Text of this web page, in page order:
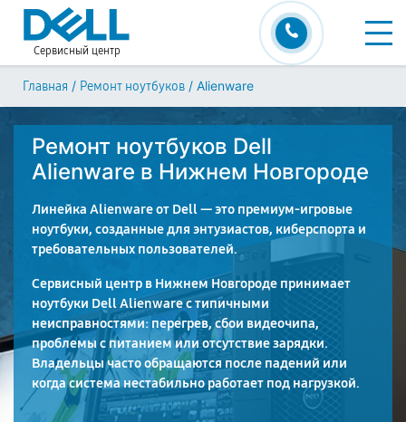
Сервисный центр
Главная / Ремонт ноутбуков / Alienware
Ремонт ноутбуков Dell
Alienware в Нижнем Новгороде
Линейка Alienware от Dell — это премиум-игровые
ноутбуки, созданные для энтузиастов, киберспорта и
требовательных пользователей.
Сервисный центр в Нижнем Новгороде принимает
ноутбуки Dell Alienware с типичными
неисправностями: перегрев, сбои видеочипа,
проблемы с питанием или отсутствие зарядки.
Владельцы часто обращаются после падений или
когда система нестабильно работает под нагрузкой.